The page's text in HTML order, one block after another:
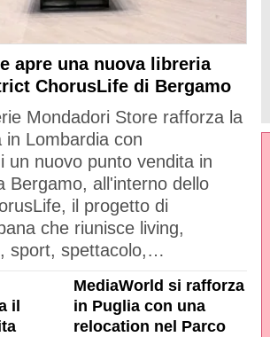
apre una nuova libreria
ChorusLife di Bergamo
Mondadori Store rafforza la
in Lombardia con
un nuovo punto vendita in
Bergamo, all'interno dello
il progetto di
che riunisce living,
sport, spettacolo,…
il
MediaWorld si rafforza
in Puglia con una
relocation nel Parco